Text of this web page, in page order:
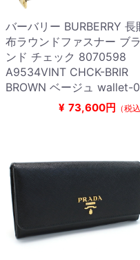
バーバリー BURBERRY 長
布ラウンドファスナー ブラ
ンド チェック 8070598
A9534VINT CHCK-BRIR
BROWN ベージュ wallet-
¥ 73,600円 （税込